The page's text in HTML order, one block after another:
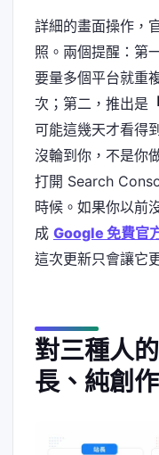
詳細的畫面操作，
照。兩個提醒：第
要量多個平台就重
次；第二，推出是
可能這幾天才看得
沒輪到你，不是你
打開 Search
時候。如果你以前
成 Google 免費官
這次更新只會讓它
對三種人
長、純創